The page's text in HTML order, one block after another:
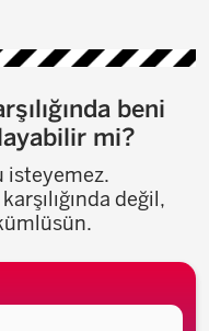
beni
mi?
isteyemez.
değil,